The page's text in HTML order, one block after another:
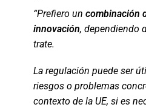
“Prefiero un combinación
innovación, dependiendo
trate.
La regulación puede ser
riesgos o problemas
contexto de la UE, si es